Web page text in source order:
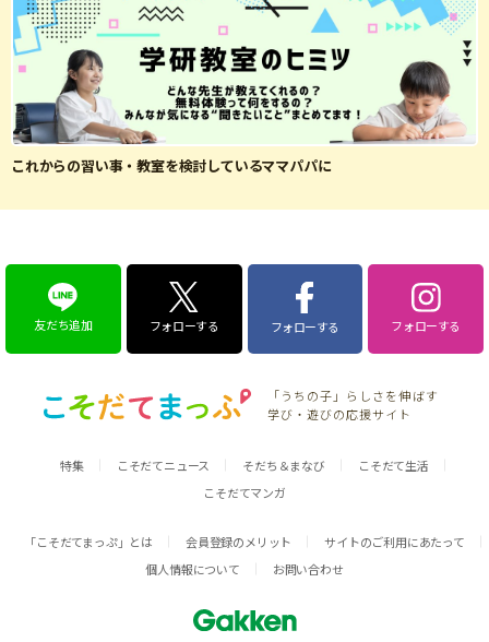
これからの習い事・教室を検討しているママパパに
友だち追加 フォローする フォローする フォローする
「うちの子」らしさを伸ばす
学び・遊びの応援サイト
特集 こそだてニュース そだち＆まなび
こそだて生活
こそだてマンガ
「こそだてまっぷ」とは 会員登録のメリット
サイトのご利用にあたって
個人情報について
お問い合わせ